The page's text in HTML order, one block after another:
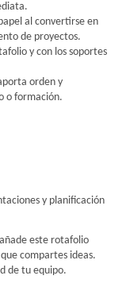
al convertirse en
de proyectos.
y con los soportes
orden y
o formación.
y planificación
añade este rotafolio
compartes ideas.
de tu equipo.